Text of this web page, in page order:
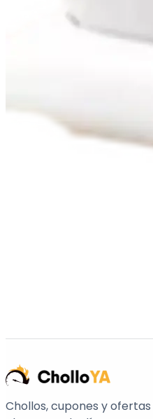
Chollos, cupones y